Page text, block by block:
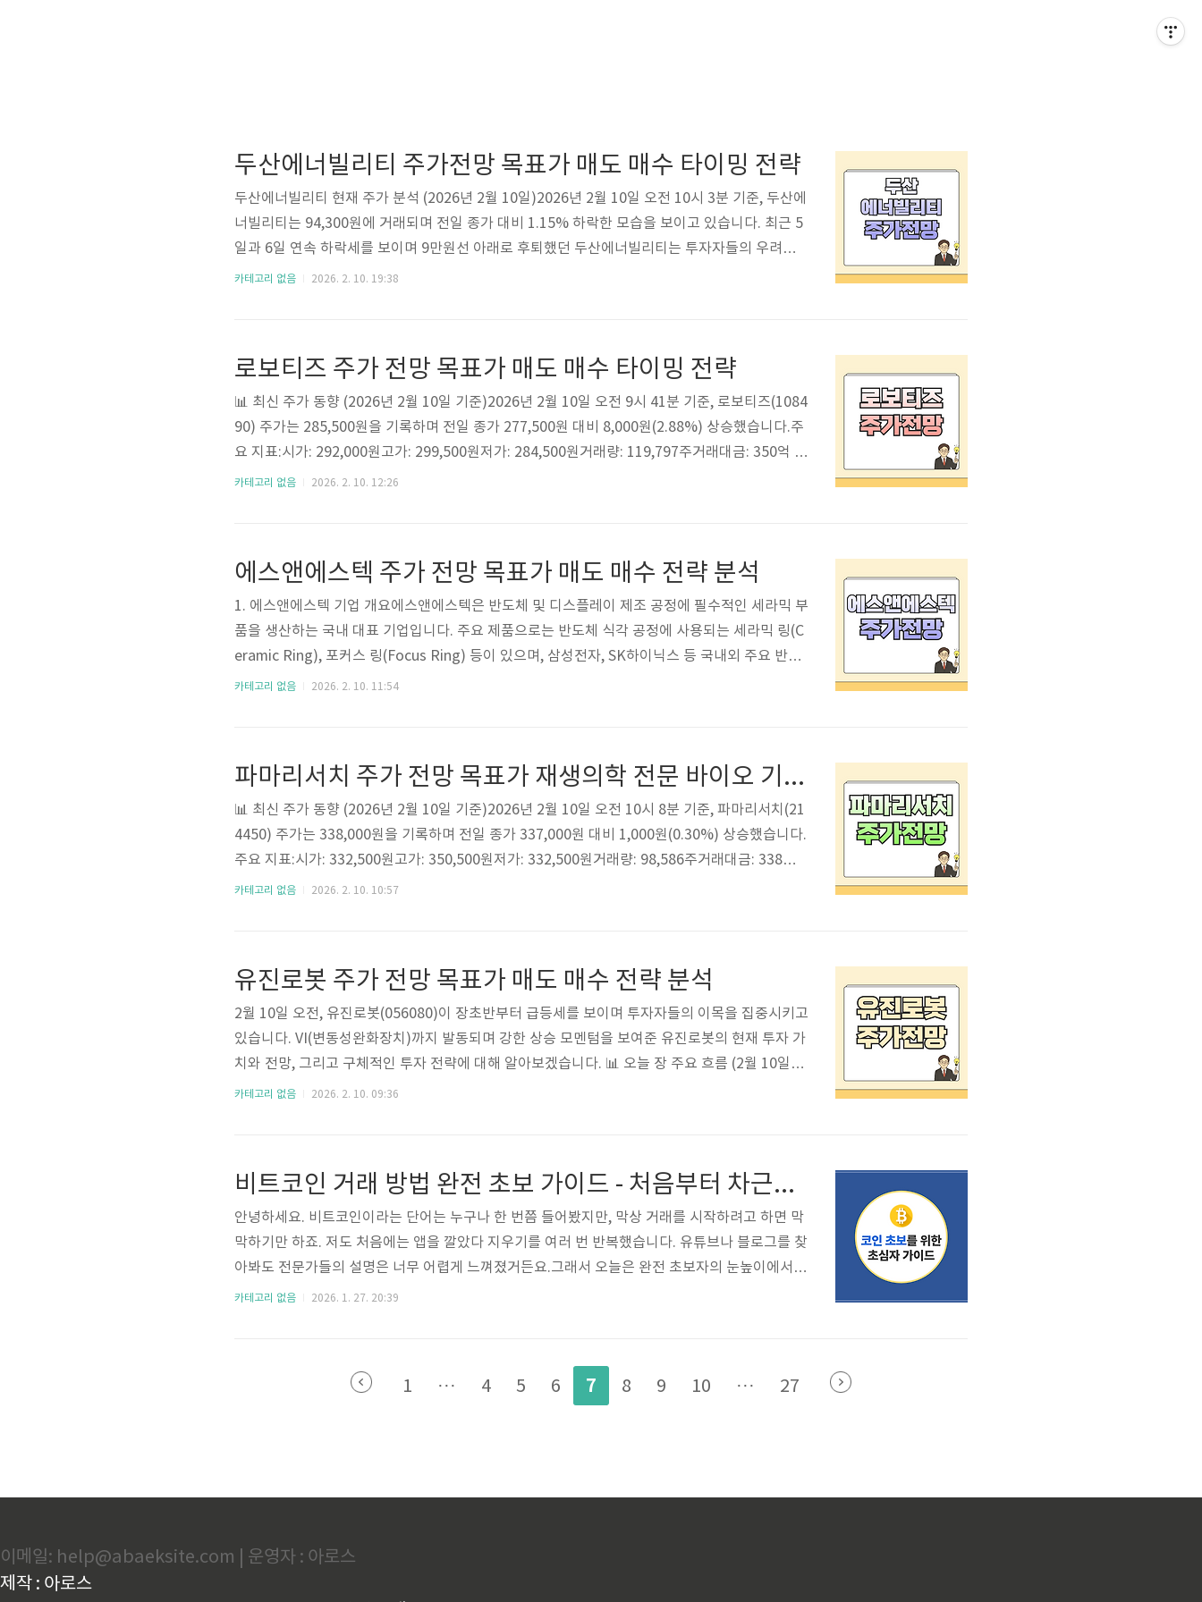
두산에너빌리티 주가전망 목표가 매도 매수 타이밍 전략
두산에너빌리티 현재 주가 분석 (2026년 2월 10일)2026년 2월 10일 오전 10시 3분 기준, 두산에
너빌리티는 94,300원에 거래되며 전일 종가 대비 1.15% 하락한 모습을 보이고 있습니다. 최근 5
일과 6일 연속 하락세를 보이며 9만원선 아래로 후퇴했던 두산에너빌리티는 투자자들의 우려를
낳고 있습니다.하지만 주목할 점은 코스피 지수가 전일 4.10% 상승하며 5298.04를 기록했다는
름에 민감하게 반응합니다. ..
카테고리 없음 2026. 2. 10. 19:38
로보티즈 주가 전망 목표가 매도 매수 타이밍 전략
📊 최신 주가 동향 (2026년 2월 10일 기준)2026년 2월 10일 오전 9시 41분 기준, 로보티즈(1084
90) 주가는 285,500원을 기록하며 전일 종가 277,500원 대비 8,000원(2.88%) 상승했습니다.주
요 지표:시가: 292,000원고가: 299,500원저가: 284,500원거래량: 119,797주거래대금: 350억 3,
600만원시가총액: 4조 1,898억원 (코스닥 17위)PER: 1049.63배 (업종 평균 141.20배 대비 매우
카테고리 없음 2026. 2. 10. 12:26
에스앤에스텍 주가 전망 목표가 매도 매수 전략 분석
1. 에스앤에스텍 기업 개요에스앤에스텍은 반도체 및 디스플레이 제조 공정에 필수적인 세라믹 부
품을 생산하는 국내 대표 기업입니다. 주요 제품으로는 반도체 식각 공정에 사용되는 세라믹 링(C
eramic Ring), 포커스 링(Focus Ring) 등이 있으며, 삼성전자, SK하이닉스 등 국내외 주요 반도
체 제조사에 공급하고 있습니다.주요 사업 분야:반도체 세라믹 부품 (매출 비중 약 70%)디스플레
BM(고대..
카테고리 없음 2026. 2. 10. 11:54
파마리서치 주가 전망 목표가 재생의학 전문 바이오 기업 매도 매수 전략 분석
📊 최신 주가 동향 (2026년 2월 10일 기준)2026년 2월 10일 오전 10시 8분 기준, 파마리서치(21
4450) 주가는 338,000원을 기록하며 전일 종가 337,000원 대비 1,000원(0.30%) 상승했습니다.
주요 지표:시가: 332,500원고가: 350,500원저가: 332,500원거래량: 98,586주거래대금: 338억
2,400만원시가총액: 3조 5,169억원 (코스닥 22위)PER: 25.99배 (업종 평균 175.61배 대비 낮은
카테고리 없음 2026. 2. 10. 10:57
유진로봇 주가 전망 목표가 매도 매수 전략 분석
2월 10일 오전, 유진로봇(056080)이 장초반부터 급등세를 보이며 투자자들의 이목을 집중시키고
있습니다. VI(변동성완화장치)까지 발동되며 강한 상승 모멘텀을 보여준 유진로봇의 현재 투자 가
치와 전망, 그리고 구체적인 투자 전략에 대해 알아보겠습니다. 📊 오늘 장 주요 흐름 (2월 10일)
유진로봇은 오늘 오전 9시에 VI가 발동되며 급등세를 보였습니다. 발동가는 43,650원으로 정적 V
카테고리 없음 2026. 2. 10. 09:36
비트코인 거래 방법 완전 초보 가이드 - 처음부터 차근차근
안녕하세요. 비트코인이라는 단어는 누구나 한 번쯤 들어봤지만, 막상 거래를 시작하려고 하면 막
막하기만 하죠. 저도 처음에는 앱을 깔았다 지우기를 여러 번 반복했습니다. 유튜브나 블로그를 찾
아봐도 전문가들의 설명은 너무 어렵게 느껴졌거든요.그래서 오늘은 완전 초보자의 눈높이에서,
제가 직접 겪은 시행착오를 바탕으로 비트코인 거래 방법을 쉽게 정리해보려고 합니다.비트코인
의문이 드실 수 있습니다. 저도 처음엔 그랬거든요. 하지만 비트코인은 블록체인 기술로 모든 거래
내역이 기록됩니다. 한 번 기록되면 변경이 거의 불가능하기..
카테고리 없음 2026. 1. 27. 20:39
1 ··· 4 5 6 7 8 9 10 ··· 27
이메일: help@abaeksite.com | 운영자 : 아로스
제작 : 아로스